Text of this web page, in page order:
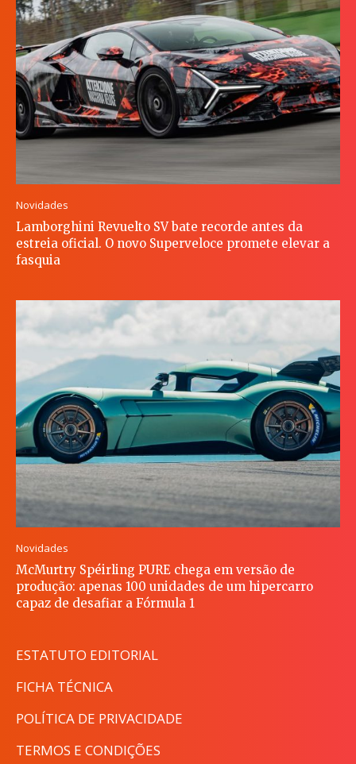
Novidades
Lamborghini Revuelto SV bate recorde antes da
estreia oficial. O novo Superveloce promete elevar a
fasquia
Novidades
McMurtry Spéirling PURE chega em versão de
produção: apenas 100 unidades de um hipercarro
capaz de desafiar a Fórmula 1
ESTATUTO EDITORIAL
FICHA TÉCNICA
POLÍTICA DE PRIVACIDADE
TERMOS E CONDIÇÕES